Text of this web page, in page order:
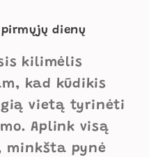
dienų
kilimėlis
kad kūdikis
vietą tyrinėti
Aplink visą
minkšta pynė